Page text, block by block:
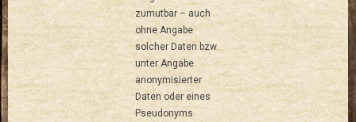
zumutbar – auch
ohne Angabe
solcher Daten bzw.
unter Angabe
anonymisierter
Daten oder eines
Pseudonyms